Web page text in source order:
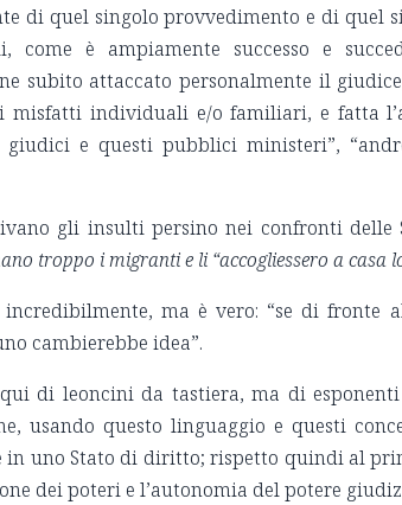
di quel singolo provvedimento e di quel
come è ampiamente successo e
subito attaccato personalmente il
misfatti individuali e/o familiari, e fatta
giudici e questi pubblici ministeri”,
gli insulti persino nei confronti delle
troppo i migranti e li “accogliessero a casa
ma è vero: “se di fronte
cambierebbe idea”.
di leoncini da tastiera, ma di
usando questo linguaggio e questi
in uno Stato di diritto; rispetto quindi al
dei poteri e l’autonomia del potere